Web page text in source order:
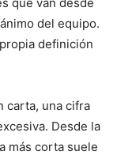
del equipo.
definición
carta, una cifra
Desde la
más corta suele